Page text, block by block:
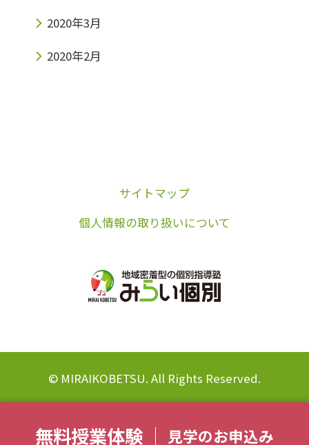
2020年3月
2020年2月
無料授業体験 見学のお申込み
サイトマップ
個人情報の取り扱いについて
© MIRAIKOBETSU. All Rights Reserved.